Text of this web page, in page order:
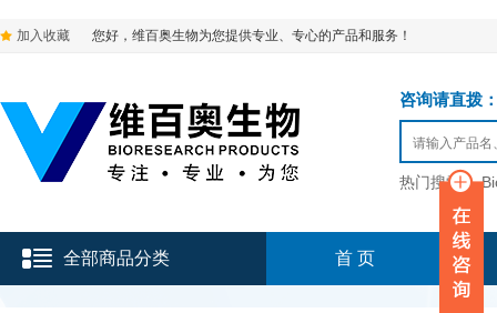
加入收藏 您好，维百奥生物为您提供专业、专心的产品和服务！
咨询请直拨
热门搜索：
全部商品分类 首 页